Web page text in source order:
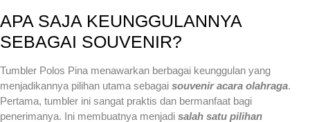
APA SAJA KEUNGGULANNYA
SEBAGAI SOUVENIR?
Tumbler Polos Pina menawarkan berbagai keunggulan yang
menjadikannya pilihan utama sebagai souvenir acara olahraga.
Pertama, tumbler ini sangat praktis dan bermanfaat bagi
penerimanya. Ini membuatnya menjadi salah satu pilihan